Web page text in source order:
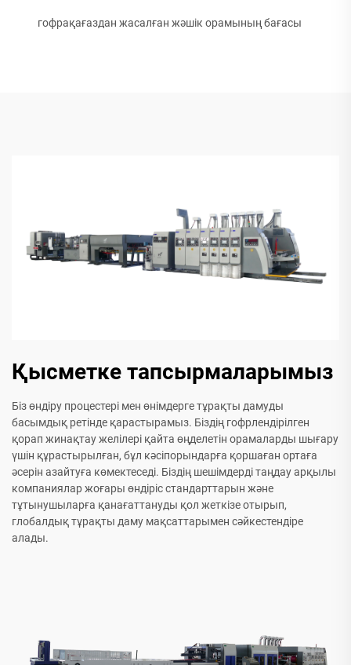
гофрақағаздан жасалған жәшік орамының бағасы
Қысметке тапсырмаларымыз
Біз өндіру процестері мен өнімдерге тұрақты дамуды
басымдық ретінде қарастырамыз. Біздің гофрлендірілген
қорап жинақтау желілері қайта өңделетін орамаларды шығару
үшін құрастырылған, бұл кәсіпорындарға қоршаған ортаға
әсерін азайтуға көмектеседі. Біздің шешімдерді таңдау арқылы
компаниялар жоғары өндіріс стандарттарын және
тұтынушыларға қанағаттануды қол жеткізе отырып,
глобалдық тұрақты даму мақсаттарымен сәйкестендіре
алады.